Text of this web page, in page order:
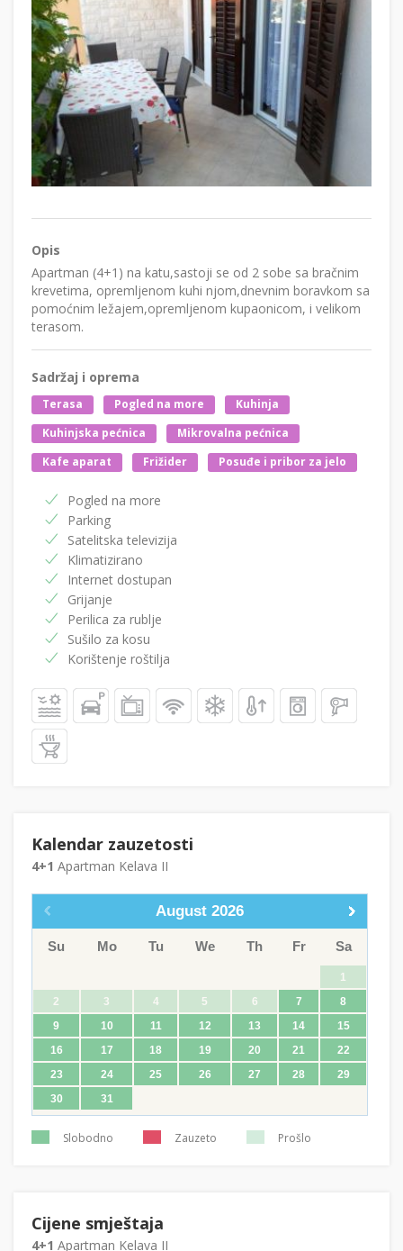
Opis
Apartman (4+1) na katu,sastoji se od 2 sobe sa bračnim
krevetima, opremljenom kuhi njom,dnevnim boravkom sa
pomoćnim ležajem,opremljenom kupaonicom, i velikom
terasom.
Sadržaj i oprema
Terasa Pogled na more
Kuhinja
Kuhinjska pećnica
Mikrovalna pećnica
Kafe aparat
Frižider Posuđe i pribor za jelo
Pogled na more
Parking
Satelitska televizija
Klimatizirano
Internet dostupan
Grijanje
Perilica za rublje
Sušilo za kosu
Korištenje roštilja
Kalendar zauzetosti
4+1 Apartman Kelava II
August 2026
Su Mo Tu We Th Fr Sa
1
2
3 4 5 6 7
8
9
10 11 12 13 14
15
16
17 18 19 20 21
22
23
24 25 26 27 28
29
30
31
Slobodno Zauzeto Prošlo
Cijene smještaja
4+1 Apartman Kelava II